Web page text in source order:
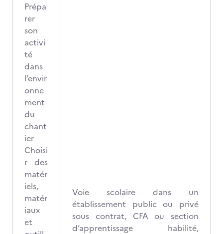
Prépa
rer
son
activi
té
dans
l’envir
onne
ment
du
chant
ier
Choisi
r des
matér
iels,
matér
iaux
et
Voie scolaire dans un
établissement public ou privé
sous contrat, CFA ou section
d’apprentissage habilité,